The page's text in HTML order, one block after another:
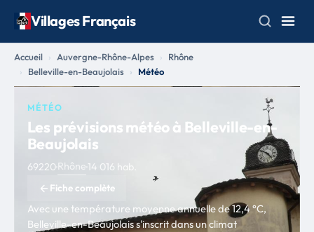
Villages Français
Accueil Auvergne-Rhône-Alpes
Rhône
Belleville-en-Beaujolais
Météo
MÉTÉO
Les prévisions météo à Belleville-en-
Beaujolais
69220·Rhône·14 016 hab.
Fiche complète
Avec une température moyenne annuelle de 12,4 °C,
Belleville-en-Beaujolais s'inscrit dans un climat